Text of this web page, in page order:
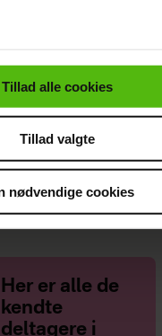
.
Tillad alle cookies
Tillad valgte
nødvendige cookies
Ølgaards
Her er alle de
kendte
deltagere i